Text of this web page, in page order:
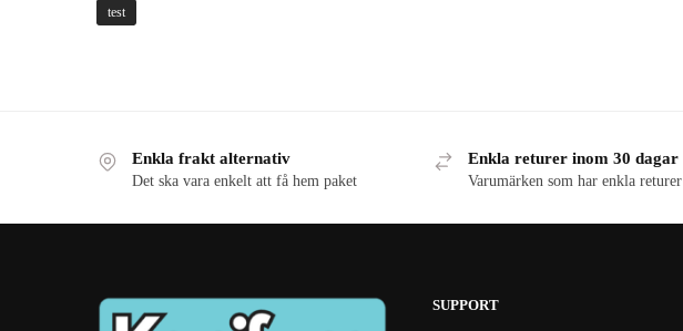
test
Enkla frakt alternativ
Det ska vara enkelt att få hem paket
Enkla returer inom 30 dagar
Varumärken som har enkla returer
SUPPORT